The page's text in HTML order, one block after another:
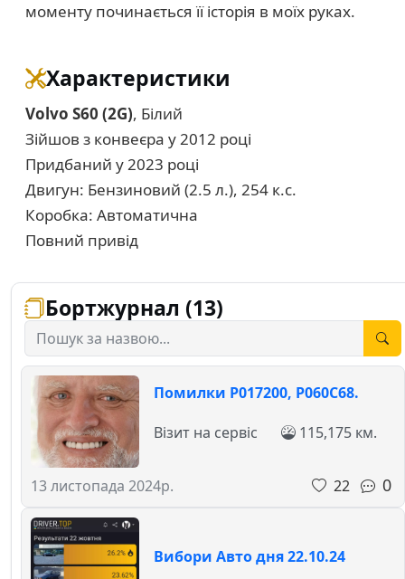
моменту починається її історія в моїх руках.
Характеристики
Volvo S60 (2G), Білий
Зійшов з конвеєра у 2012 році
Придбаний у 2023 році
Двигун: Бензиновий (2.5 л.), 254 к.с.
Коробка: Автоматична
Повний привід
Бортжурнал (13)
Помилки P017200, P060C68.
13 листопада 2024р.
Візит на сервіс 115,175 км.
22 0
Вибори Авто дня 22.10.24